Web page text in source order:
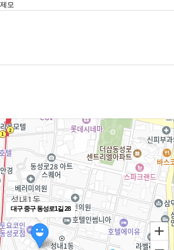
모
대구 중구 동성로1길 28